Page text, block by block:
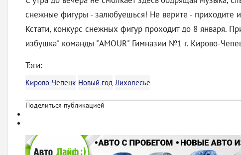
снежные фигуры - залюбуешься! Не верите - приходите
Кстати, конкурс снежных фигур проходит до 8 января.
избушка" команды "AMOUR" Гимназии №1 г. Кирово-
Тэги:
Кирово-Чепецк Новый год Лихолесье
Поделиться публикацией